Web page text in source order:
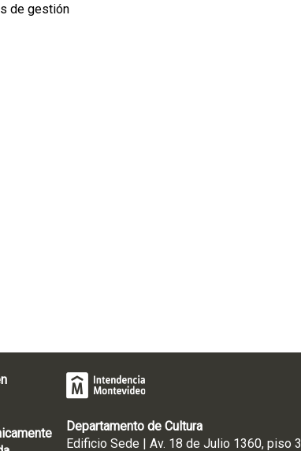
de gestión
Departamento de Cultura
Edificio Sede | Av. 18 de Julio 1360, piso 3